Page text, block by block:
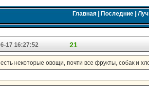
Главная| Последние|
17 16:27:52 21
некоторые овощи, почти все фрукты, собак и